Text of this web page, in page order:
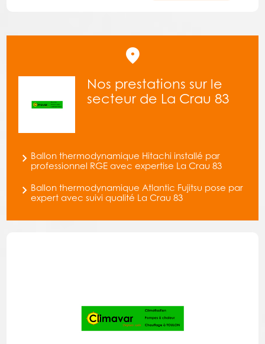
Nos prestations sur le
secteur de La Crau 83
Ballon thermodynamique Hitachi installé par
professionnel RGE avec expertise La Crau 83
Ballon thermodynamique Atlantic Fujitsu pose par
expert avec suivi qualité La Crau 83